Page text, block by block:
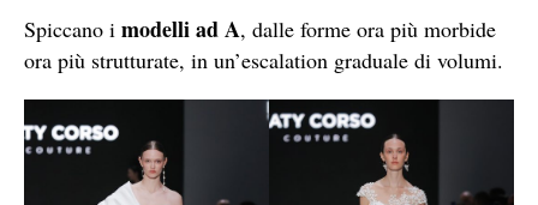
Spiccano i modelli ad A, dalle forme ora più morbide
ora più strutturate, in un’escalation graduale di volumi.